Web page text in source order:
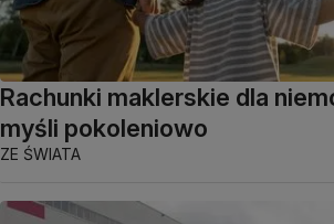
Rachunki maklerskie dla
myśli pokoleniowo
ZE ŚWIATA